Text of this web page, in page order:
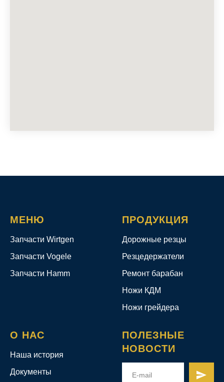
МЕНЮ
Запчасти Wirtgen
Запчасти Vogele
Запчасти Hamm
ПРОДУКЦИЯ
Дорожные резцы
Резцедержатели
Ремонт барабан
Ножи КДМ
Ножи грейдера
О НАС
Наша история
Документы
ПОЛЕЗНЫЕ
НОВОСТИ